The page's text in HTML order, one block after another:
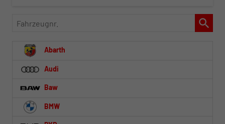
Fahrzeugnr.
Abarth
Audi
Baw
BMW